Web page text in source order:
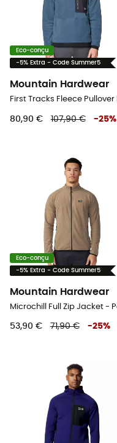
Eco-conçu
-5% Extra - Code Summer5
Mountain Hardwear
80,90 € 107,90 € -25%
Eco-conçu
-5% Extra - Code Summer5
Mountain Hardwear
53,90 € 71,90 € -25%